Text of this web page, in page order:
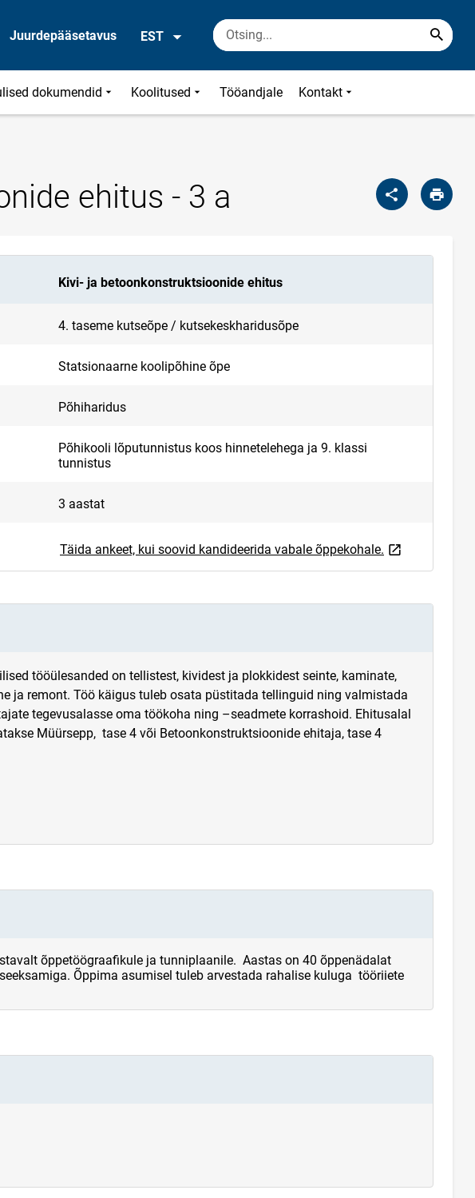
Juurdepääsetavus EST
dokumendid Koolitused Tööandjale Kontakt
ehitus - 3 a
Kivi- ja betoonkonstruktsioonide ehitus
4. taseme kutseõpe / kutsekeskharidusõpe
Statsionaarne koolipõhine õpe
Põhiharidus
Põhikooli lõputunnistus koos hinnetelehega ja 9. klassi
tunnistus
3 aastat
Täida ankeet, kui soovid kandideerida vabale õppekohale. link opens on
tööülesanded on tellistest, kividest ja plokkidest seinte, kaminate,
ja remont. Töö käigus tuleb osata püstitada tellinguid ning valmistada
tegevusalasse oma töökoha ning –seadmete korrashoid. Ehitusalal
Müürsepp, tase 4 või Betoonkonstruktsioonide ehitaja, tase 4
õppetöögraafikule ja tunniplaanile. Aastas on 40 õppenädalat
Õppima asumisel tuleb arvestada rahalise kuluga tööriiete